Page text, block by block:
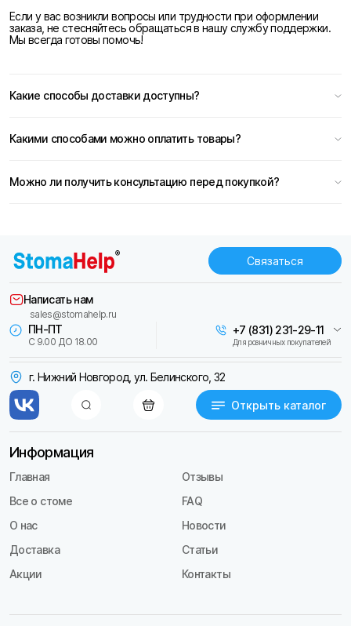
Если у вас возникли вопросы или трудности при оформлении
заказа, не стесняйтесь обращаться в нашу службу поддержки.
Мы всегда готовы помочь!
Какие способы доставки доступны?
Какими способами можно оплатить товары?
Можно ли получить консультацию перед покупкой?
Связаться
г. Нижний Новгород, ул. Белинского, 32
Открыть каталог
ПН-ПТ
С 9.00 ДО 18.00
+7 (831) 231-29-11
Для розничных покупателей
Написать нам
sales@stomahelp.ru
Информация
Главная
Все о стоме
О нас
Доставка
Акции
Отзывы
FAQ
Новости
Статьи
Контакты